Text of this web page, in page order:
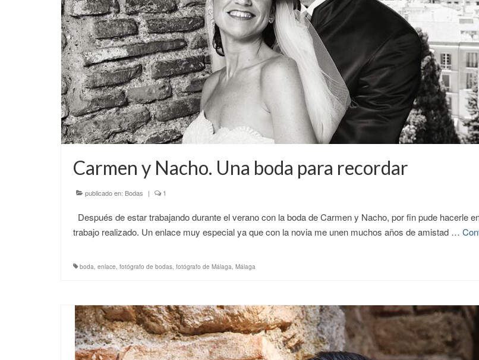
Carmen y Nacho. Una boda para recordar
publicado en: Bodas | 1
Después de estar trabajando durante el verano con la boda de Carmen y Nacho, por fin pude hacerle
trabajo realizado. Un enlace muy especial ya que con la novia me unen muchos años de amistad …
boda enlace fotógrafo de bodas fotógrafo de Málaga Málaga